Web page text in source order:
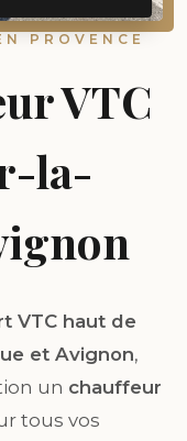
PROVENCE
VTC
la-
VTC haut de
et Avignon,
un chauffeur
tous vos